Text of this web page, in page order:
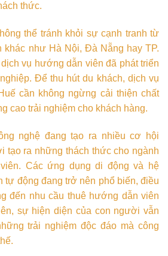
thức.
thể tránh khỏi sự cạnh tranh từ
khác như Hà Nội, Đà Nẵng hay TP.
vụ hướng dẫn viên đã phát triển
Để thu hút du khách, dịch vụ
cần không ngừng cải thiện chất
cao trải nghiệm cho khách hàng.
nghệ đang tạo ra nhiều cơ hội
tạo ra những thách thức cho ngành
Các ứng dụng di động và hệ
tự động đang trở nên phổ biến, điều
đến nhu cầu thuê hướng dẫn viên
sự hiện diện của con người vẫn
trải nghiệm độc đáo mà công